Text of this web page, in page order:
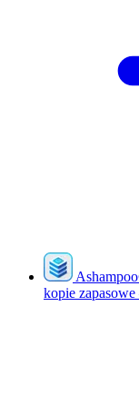
Ashampoo
kopie